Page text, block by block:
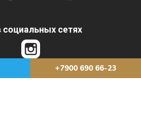
сетях
+7900 690 66-23